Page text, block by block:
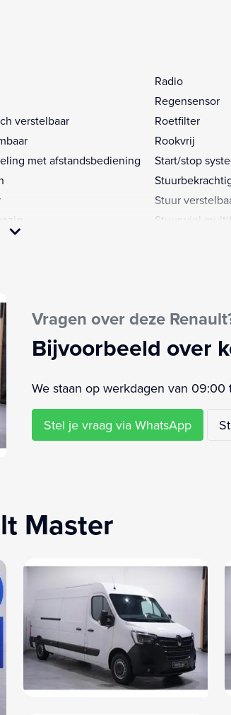
verstelbaar
met afstandsbediening
DAB (PKUL07)
Radio
Regensensor
Roetfilter
Rookvrij
Start/stop
Stuur
Stuurwiel
Vragen over deze
Bijvoorbeeld over
We staan op werkdagen van 09:00
Stel je vraag via WhatsApp
Master